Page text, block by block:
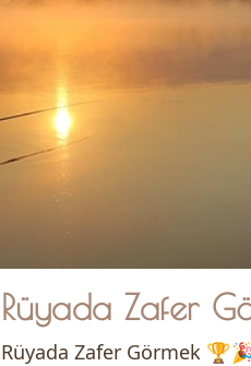
Rüyada Zafer
Rüyada Zafer Görmek